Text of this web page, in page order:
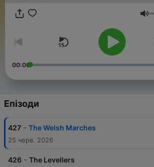
00:00
Епізоди
427 - The Welsh Marches
25 черв. 2026
426 - The Levellers